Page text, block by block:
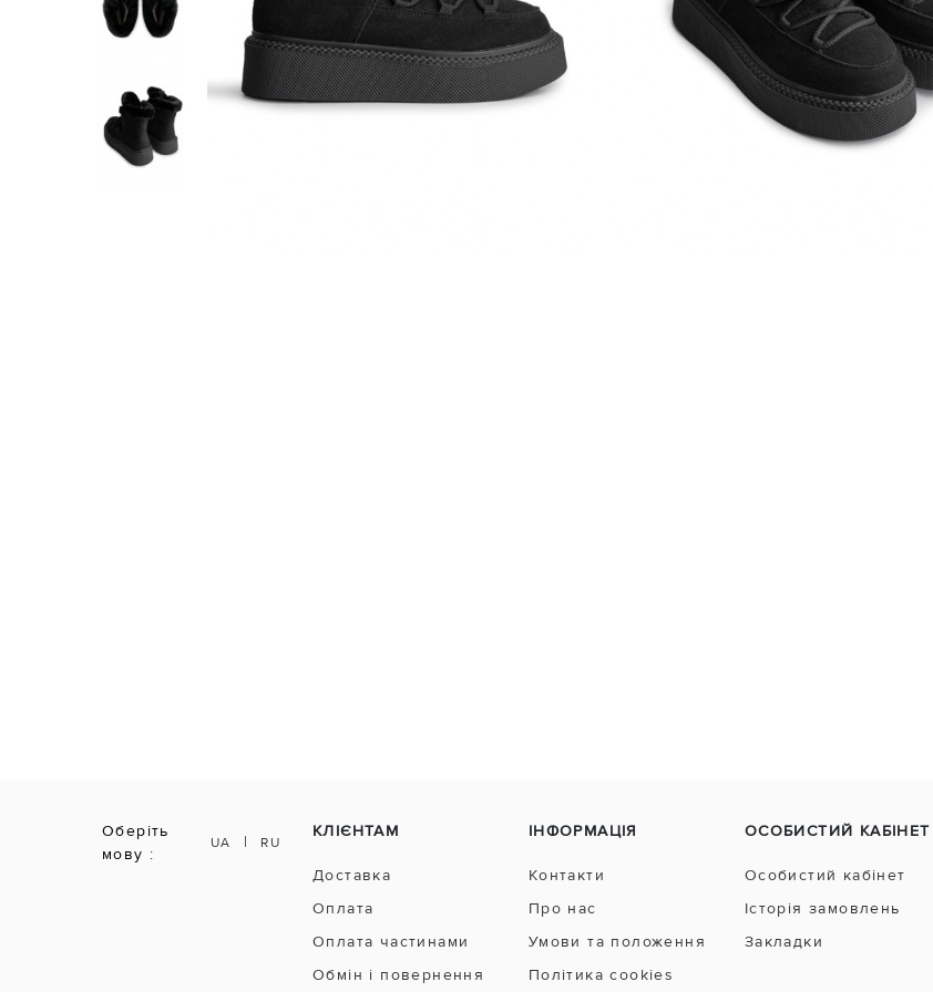
Оберіть
мову :
UA | RU
КЛІЄНТАМ
Доставка
Оплата
Оплата частинами
Обмін і повернення
ІНФОРМАЦІЯ
Контакти
Про нас
Умови та положення
Політика cookies
ОСОБИСТИЙ КАБІНЕТ
Особистий кабінет
Історія замовлень
Закладки